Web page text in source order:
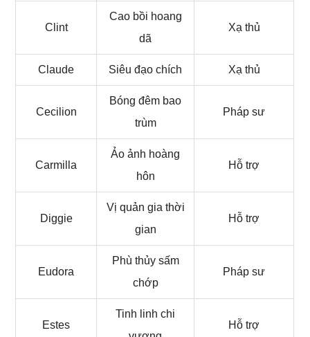
Clint
Cao bồi hoang
dã
Xạ thủ
Claude Siêu đạo chích Xạ thủ
Cecilion
Bóng đêm bao
trùm
Pháp sư
Carmilla
Ảo ảnh hoàng
hôn
Hỗ trợ
Diggie
Vị quản gia thời
gian
Hỗ trợ
Eudora
Phù thủy sấm
chớp
Pháp sư
Estes
Tinh linh chi
Hỗ trợ